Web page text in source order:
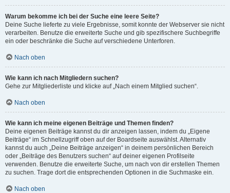
Warum bekomme ich bei der Suche eine leere Seite?
Deine Suche lieferte zu viele Ergebnisse, somit konnte der Webserver sie nicht
verarbeiten. Benutze die erweiterte Suche und gib spezifischere Suchbegriffe
ein oder beschränke die Suche auf verschiedene Unterforen.
Nach oben
Wie kann ich nach Mitgliedern suchen?
Gehe zur Mitgliederliste und klicke auf „Nach einem Mitglied suchen“.
Nach oben
Wie kann ich meine eigenen Beiträge und Themen finden?
Deine eigenen Beiträge kannst du dir anzeigen lassen, indem du „Eigene
Beiträge“ im Schnellzugriff oben auf der Boardseite auswählst. Alternativ
kannst du auch „Deine Beiträge anzeigen“ in deinem persönlichen Bereich
oder „Beiträge des Benutzers suchen“ auf deiner eigenen Profilseite
verwenden. Benutze die erweiterte Suche, um nach von dir erstellen Themen
zu suchen. Trage dort die entsprechenden Optionen in die Suchmaske ein.
Nach oben